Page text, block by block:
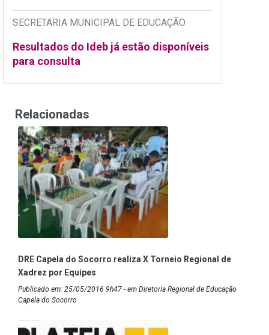
SECRETARIA MUNICIPAL DE EDUCAÇÃO
Resultados do Ideb já estão disponíveis
para consulta
Relacionadas
DRE Capela do Socorro realiza X Torneio Regional de
Xadrez por Equipes
Publicado em: 25/05/2016 9h47 - em Diretoria Regional de Educação
Capela do Socorro